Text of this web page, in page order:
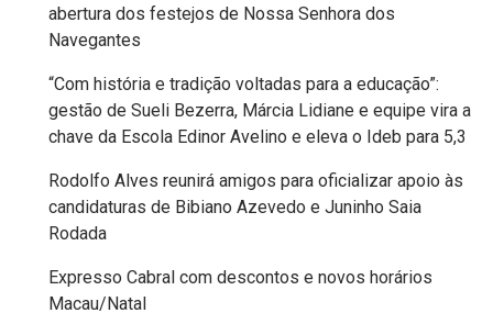
FUTURO
GERAÇÃO
DE
EMPREGO
E
RENDA
abertura dos festejos de Nossa Senhora dos
Navegantes
“Com história e tradição voltadas para a educação”:
gestão de Sueli Bezerra, Márcia Lidiane e equipe vira a
chave da Escola Edinor Avelino e eleva o Ideb para 5,3
Rodolfo Alves reunirá amigos para oficializar apoio às
candidaturas de Bibiano Azevedo e Juninho Saia
Rodada
Expresso Cabral com descontos e novos horários
Macau/Natal